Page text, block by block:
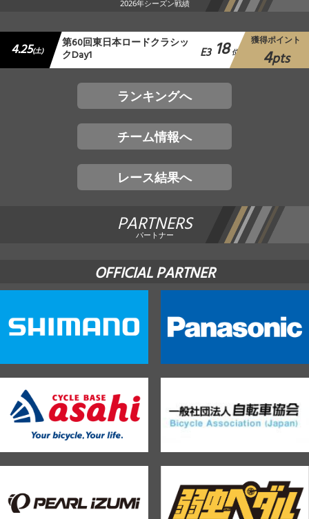
2026年シーズン戦績
4.25(土) 第60回東日本ロードクラシッ
クDay1 E3 18 位
獲得ポイント
4pts
ランキングへ
チーム情報へ
レース結果へ
PARTNERS
パートナー
OFFICIAL PARTNER